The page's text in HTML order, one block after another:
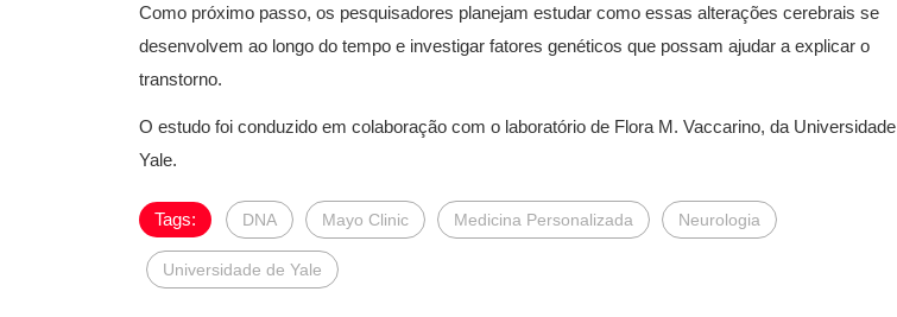
Como próximo passo, os pesquisadores planejam estudar como essas alterações cerebrais se
desenvolvem ao longo do tempo e investigar fatores genéticos que possam ajudar a explicar o
transtorno.
O estudo foi conduzido em colaboração com o laboratório de Flora M. Vaccarino, da
Yale.
Tags: DNA Mayo Clinic Medicina Personalizada Neurologia
Universidade de Yale